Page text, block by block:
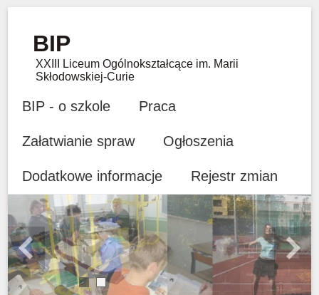
BIP
XXIII Liceum Ogólnokształcące im. Marii
Skłodowskiej-Curie
BIP - o szkole Praca
Załatwianie spraw Ogłoszenia
Dodatkowe informacje Rejestr zmian
Previous Next
1